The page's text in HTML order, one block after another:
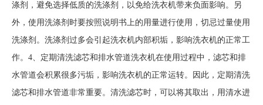
涤剂，避免选择低质的洗涤剂，以免给洗衣机带来负面影响。另
外，使用洗涤剂时要按照说明书上的用量进行使用，切忌过量使用
洗涤剂。洗涤剂过多会引起洗衣机内部积垢，影响洗衣机的正常工
作。4、定期清洗滤芯和排水管道洗衣机在使用过程中，滤芯和排
水管道会积累很多污垢，影响洗衣机的正常运转。因此，定期清洗
滤芯和排水管道非常重要。清洗滤芯时，可以将其取出，用清水进